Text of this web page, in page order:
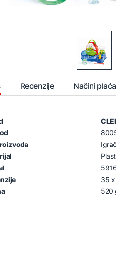
Recenzije Načini
35 x
520